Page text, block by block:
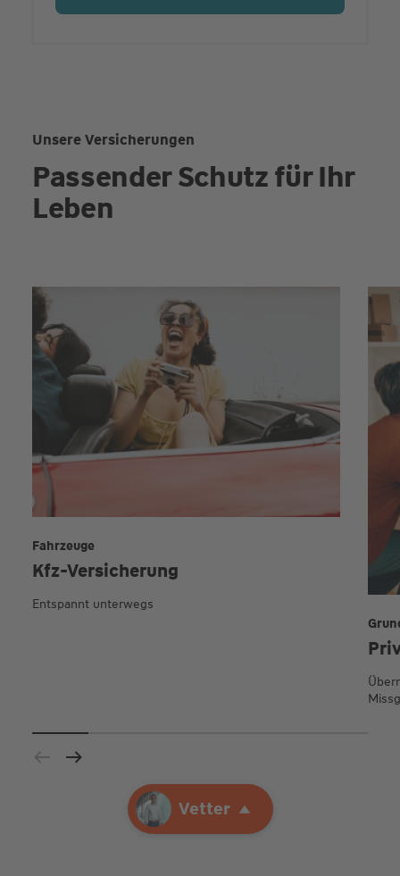
Ihre Agentur Vetter
Vetter
Unsere Versicherungen
Passender Schutz für Ihr
Leben
Kfz-Versicherung
Fahrzeuge
Entspannt unterwegs